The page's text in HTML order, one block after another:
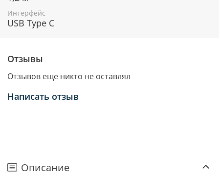
Интерфейс
USB Type C
Отзывы
Отзывов еще никто не оставлял
Написать отзыв
Описание